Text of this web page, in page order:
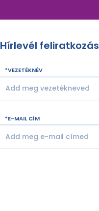
Hírlevél feliratkozás
VEZETÉKNÉV
E-MAIL CÍM